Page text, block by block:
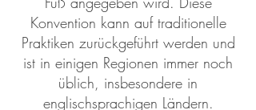
Konvention kann auf traditionelle
Praktiken zurückgeführt werden und
ist in einigen Regionen immer noch
üblich, insbesondere in
englischsprachigen Ländern.